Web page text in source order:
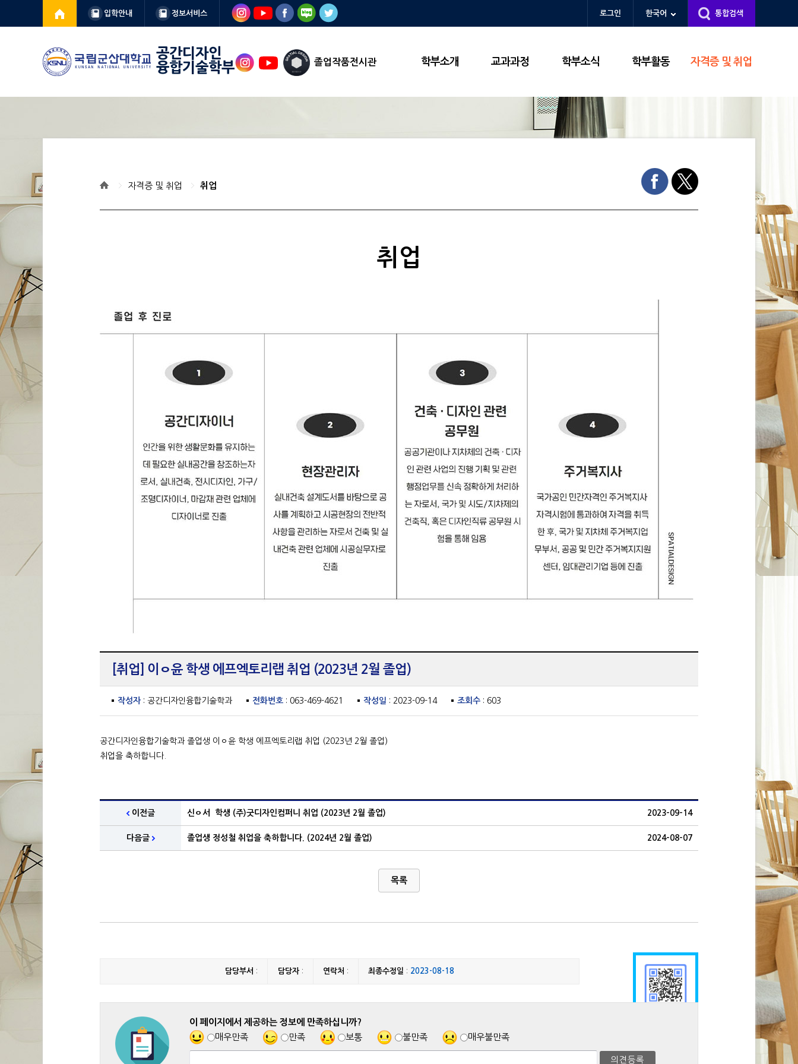
입학안내 정보서비스 로그인 한국어 통합검색
공간디자인
융합기술학부
졸업작품전시관 학부소개 교과과정 학부소식 학부활동 자격증 및 취업
자격증 및 취업 취업
취업
[취업] 이ㅇ윤 학생 에프엑토리랩 취업 (2023년 2월 졸업)
작성자 : 공간디자인융합기술학과 전화번호 : 063-469-4621 작성일 : 2023-09-14 조회수 : 603
공간디자인융합기술학과 졸업생 이ㅇ윤 학생 에프엑토리랩 취업 (2023년 2월 졸업)
취업을 축하합니다.
이전글 신ㅇ서 학생 (주)굿디자인컴퍼니 취업 (2023년 2월 졸업) 2023-09-14
다음글 졸업생 정성철 취업을 축하합니다. (2024년 2월 졸업) 2024-08-07
목록
담당부서 : 담당자: 연락처 : 최종수정일 : 2023-08-18
이 페이지에서 제공하는 정보에 만족하십니까?
매우만족
만족 보통 불만족 매우불만족